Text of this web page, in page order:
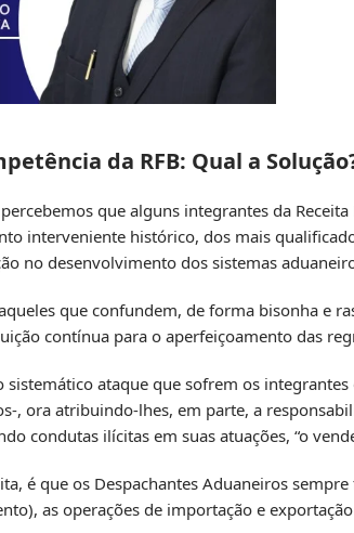
da RFB: Qual a
que alguns integrantes da
interveniente histórico, dos mais
no desenvolvimento dos sistemas
que confundem, de forma bisonha e
contínua para o aperfeiçoamento das
ataque que sofrem os
, ora atribuindo-lhes, em parte, a
condutas ilícitas em suas atuações, “o
é que os Despachantes Aduaneiros
as operações de importação e